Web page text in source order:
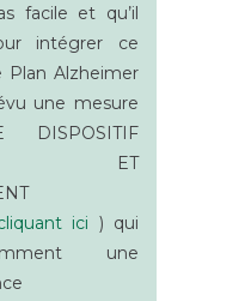
facile et qu’il
intégrer ce
Plan Alzheimer
une mesure
ET
ici ) qui
une